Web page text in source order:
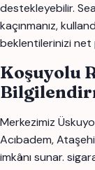
destekleyebilir.
kaçınmanız,
beklentilerinizi net
Koşuyolu
Merkezimiz
Acıbadem,
imkânı sunar.